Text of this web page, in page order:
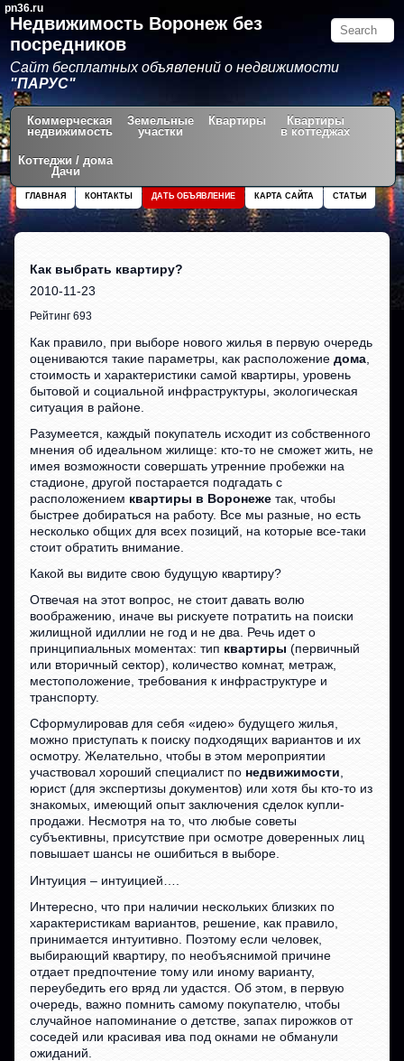
pn36.ru
Недвижимость Воронеж без
посредников
Сайт бесплатных объявлений о недвижимости
"ПАРУС"
Коммерческая
недвижимость
Земельные
участки
Квартиры
Квартиры
в коттеджах
Коттеджи / дома
Дачи
СТАТЬИ
КАРТА САЙТА
ДАТЬ ОБЪЯВЛЕНИЕ
КОНТАКТЫ
ГЛАВНАЯ
Как выбрать квартиру?
2010-11-23
Рейтинг 693
Как правило, при выборе нового жилья в первую очередь
оцениваются такие параметры, как расположениедома
стоимость и характеристики самой квартиры, уровень
бытовой и социальной инфраструктуры, экологическая
ситуация в районе.
Разумеется, каждый покупатель исходит из собственного
мнения об идеальном жилище: кто-то не сможет жить, не
имея возможности совершать утренние пробежки на
стадионе, другой постарается подгадать с
расположением квартиры в Воронеже так, чтобы
быстрее добираться на работу. Все мы разные, но есть
несколько общих для всех позиций, на которые все-таки
стоит обратить внимание.
Какой вы видите свою будущую квартиру?
Отвечая на этот вопрос, не стоит давать волю
воображению, иначе вы рискуете потратить на поиски
жилищной идиллии не год и не два. Речь идет о
принципиальных моментах: тип квартиры (первичный
или вторичный сектор), количество комнат, метраж,
местоположение, требования к инфраструктуре и
транспорту.
Сформулировав для себя «идею» будущего жилья,
можно приступать к поиску подходящих вариантов и их
осмотру. Желательно, чтобы в этом мероприятии
участвовал хороший специалист по недвижимости,
юрист (для экспертизы документов) или хотя бы кто-то из
знакомых, имеющий опыт заключения сделок купли-
продажи. Несмотря на то, что любые советы
субъективны, присутствие при осмотре доверенных лиц
повышает шансы не ошибиться в выборе.
Интуиция – интуицией….
Интересно, что при наличии нескольких близких по
характеристикам вариантов, решение, как правило,
принимается интуитивно. Поэтому если человек,
выбирающий квартиру, по необъяснимой причине
отдает предпочтение тому или иному варианту,
переубедить его вряд ли удастся. Об этом, в первую
очередь, важно помнить самому покупателю, чтобы
случайное напоминание о детстве, запах пирожков от
соседей или красивая ива под окнами не обманули
ожиданий.